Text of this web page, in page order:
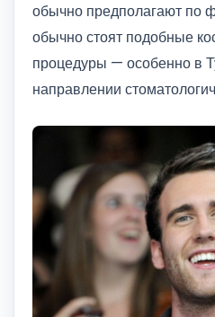
обычно предполагают по
обычно стоят подобные
процедуры — особенно в
направлении